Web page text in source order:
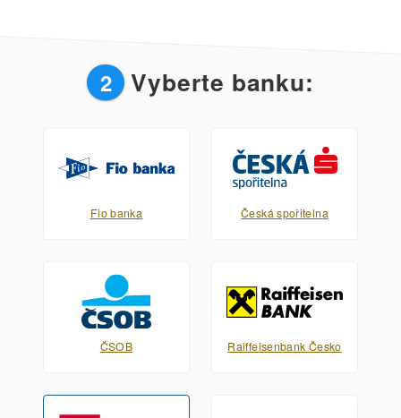
2 Vyberte banku:
Fio banka Česká spořitelna
ČSOB Raiffeisenbank Česko